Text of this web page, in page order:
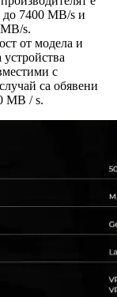
до 7400 MB/s и
s.
от модела и
с
са обявени
MB / s.